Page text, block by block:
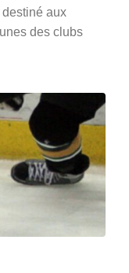
aux
des clubs